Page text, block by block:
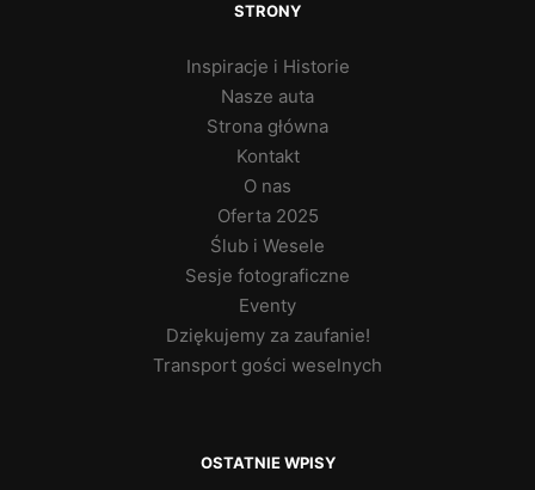
STRONY
Inspiracje i Historie
Nasze auta
Strona główna
Kontakt
O nas
Oferta 2025
Ślub i Wesele
Sesje fotograficzne
Eventy
Dziękujemy za zaufanie!
Transport gości weselnych
OSTATNIE WPISY